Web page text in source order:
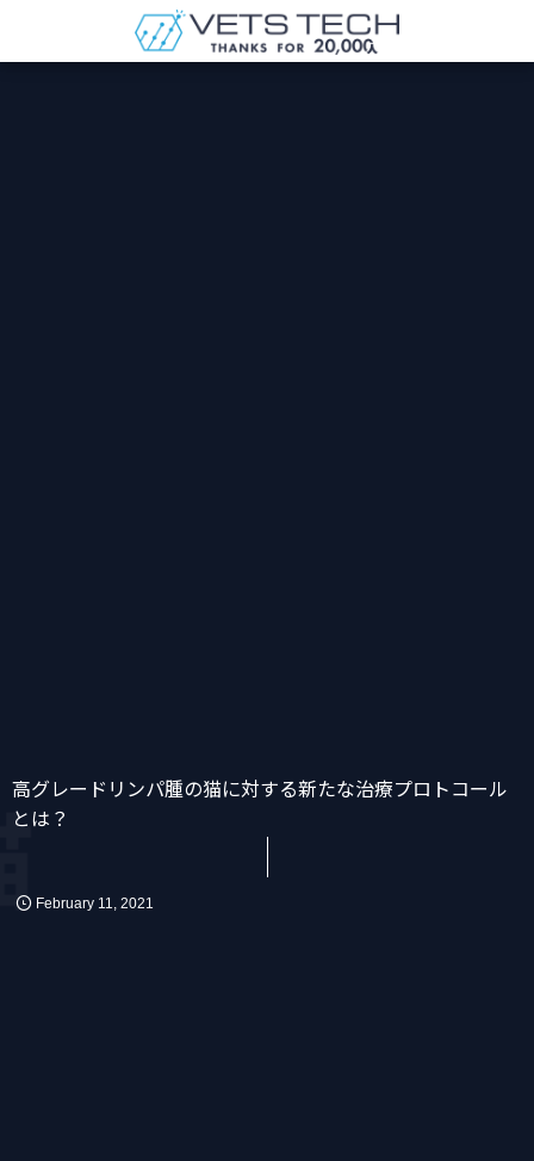
高グレードリンパ腫の猫に対する新たな治療プロトコール
とは？
February 11, 2021
ん 消化器